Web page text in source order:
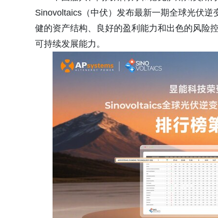
Sinovoltaics（中伏）发布最新一期全球光伏
健的资产结构、良好的盈利能力和出色的风险
可持续发展能力。